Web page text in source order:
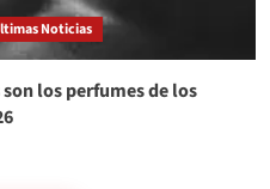
Noticias
los perfumes de los